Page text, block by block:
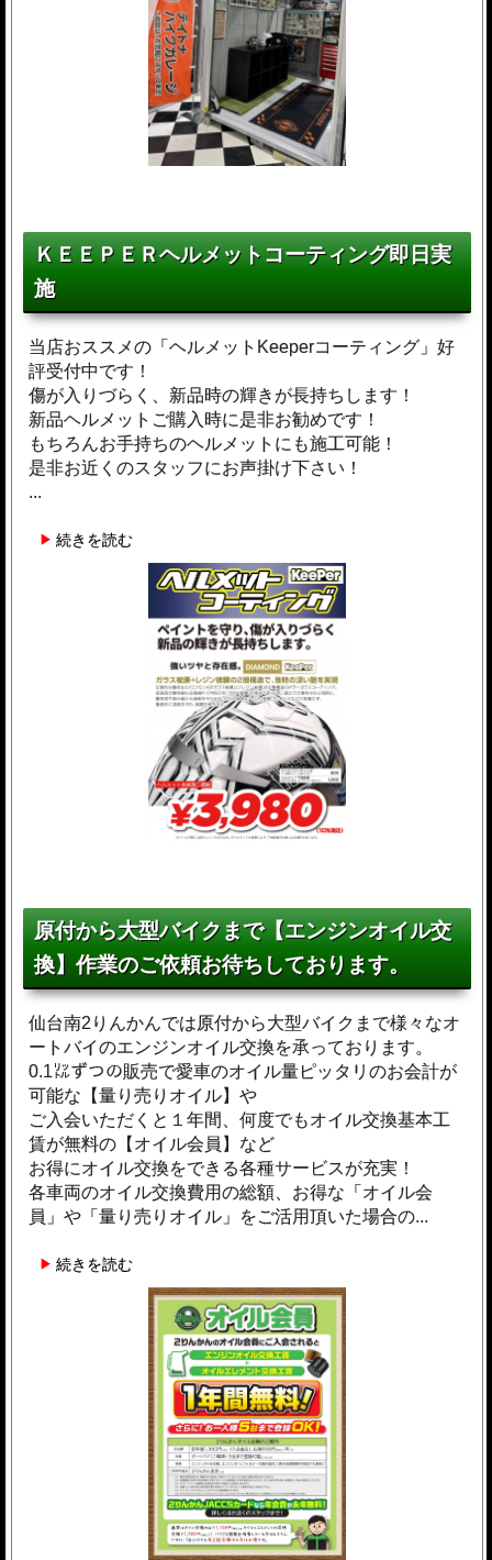
ＫＥＥＰＥＲヘルメットコーティング即日実
施
当店おススメの「ヘルメットKeeperコーティング」好
評受付中です！
傷が入りづらく、新品時の輝きが長持ちします！
新品ヘルメットご購入時に是非お勧めです！
もちろんお手持ちのヘルメットにも施工可能！
是非お近くのスタッフにお声掛け下さい！
...
続きを読む
原付から大型バイクまで【エンジンオイル交
換】作業のご依頼お待ちしております。
仙台南2りんかんでは原付から大型バイクまで様々なオ
ートバイのエンジンオイル交換を承っております。
0.1㍑ずつの販売で愛車のオイル量ピッタリのお会計が
可能な【量り売りオイル】や
ご入会いただくと１年間、何度でもオイル交換基本工
賃が無料の【オイル会員】など
お得にオイル交換をできる各種サービスが充実！
各車両のオイル交換費用の総額、お得な「オイル会
員」や「量り売りオイル」をご活用頂いた場合の...
続きを読む